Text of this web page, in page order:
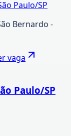
Paulo/SP
Bernardo -
vaga
Paulo/SP